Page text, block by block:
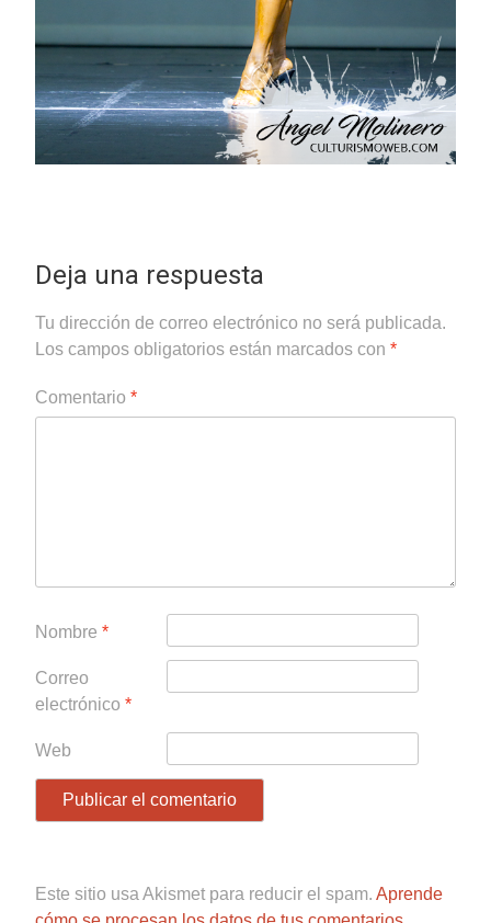
Deja una respuesta
Tu dirección de correo electrónico no será publicada.
Los campos obligatorios están marcados con *
Comentario *
Nombre *
Correo
electrónico *
Web
Este sitio usa Akismet para reducir el spam. Aprende